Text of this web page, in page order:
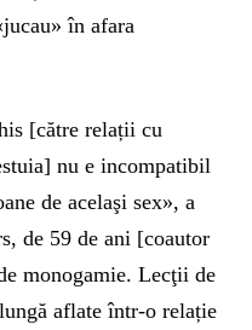
în afara
[către relații cu
nu e incompatibil
de acelaşi sex», a
de 59 de ani [coautor
monogamie. Lecţii de
aflate într-o relație